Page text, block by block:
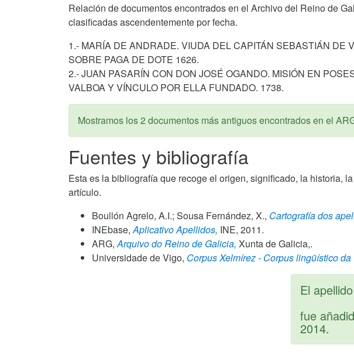
Relación de documentos encontrados en el Archivo del Reino de
clasificadas ascendentemente por fecha.
1.- MARÍA DE ANDRADE. VIUDA DEL CAPITÁN SEBASTIÁN DE
SOBRE PAGA DE DOTE 1626.
2.- JUAN PASARÍN CON DON JOSÉ OGANDO. MISIÓN EN
VALBOA Y VÍNCULO POR ELLA FUNDADO. 1738.
Mostramos los 2 documentos más antiguos encontrados en el
Fuentes y bibliografía
Esta es la bibliografía que recoge el origen, significado, la historia,
artículo.
Boullón Agrelo, A.I.; Sousa Fernández, X., Cartografía dos
INEbase, Aplicativo Apellidos, INE, 2011.
ARG, Arquivo do Reino de Galicia, Xunta de Galicia,.
Universidade de Vigo, Corpus Xelmírez - Corpus lingüístico
El
fue
2014.